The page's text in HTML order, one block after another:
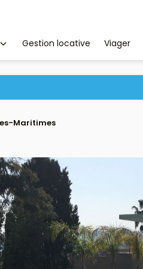
Gestion locative Viager
Maritimes